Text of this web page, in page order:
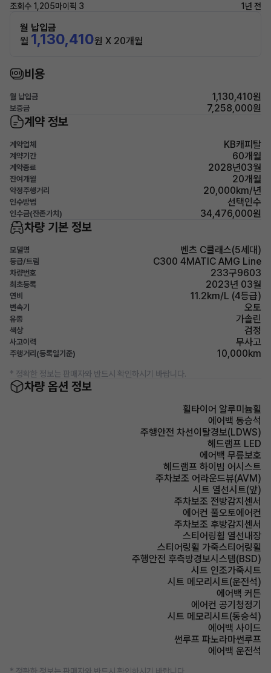
조회수 1,205마이픽 3 1년 전
월 납입금
월 1,130,410원 X 20개월
비용
월 납입금 1,130,410원
보증금 7,258,000원
계약 정보
계약업체 KB캐피탈
계약기간 60개월
계약종료 2028년03월
잔여개월 20개월
약정주행거리 20,000km/년
인수방법 선택인수
인수금(잔존가치) 34,476,000원
차량 기본 정보
모델명 벤츠 C클래스(5세대)
등급/트림 C300 4MATIC AMG Line
차량번호 233구9603
최초등록 2023년 03월
연비 11.2km/L (4등급)
변속기 오토
유종 가솔린
색상 검정
사고이력 무사고
주행거리(등록일기준) 10,000km
* 정확한 정보는 판매자와 반드시 확인하시기 바랍니다.
차량 옵션 정보
휠타이어 알루미늄휠
에어백 동승석
주행안전 차선이탈경보(LDWS)
헤드램프 LED
에어백 무릎보호
헤드램프 하이빔 어시스트
주차보조 어라운드뷰(AVM)
시트 열선시트(앞)
주차보조 전방감지센서
에어컨 풀오토에어컨
주차보조 후방감지센서
스티어링휠 열선내장
스티어링휠 가죽스티어링휠
주행안전 후측방경보시스템(BSD)
시트 인조가죽시트
시트 메모리시트(운전석)
에어백 커튼
에어컨 공기청정기
시트 메모리시트(동승석)
에어백 사이드
썬루프 파노라마썬루프
에어백 운전석